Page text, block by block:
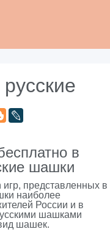
в
шашки
представленных в
наиболее
России и в
шашками
шашек.